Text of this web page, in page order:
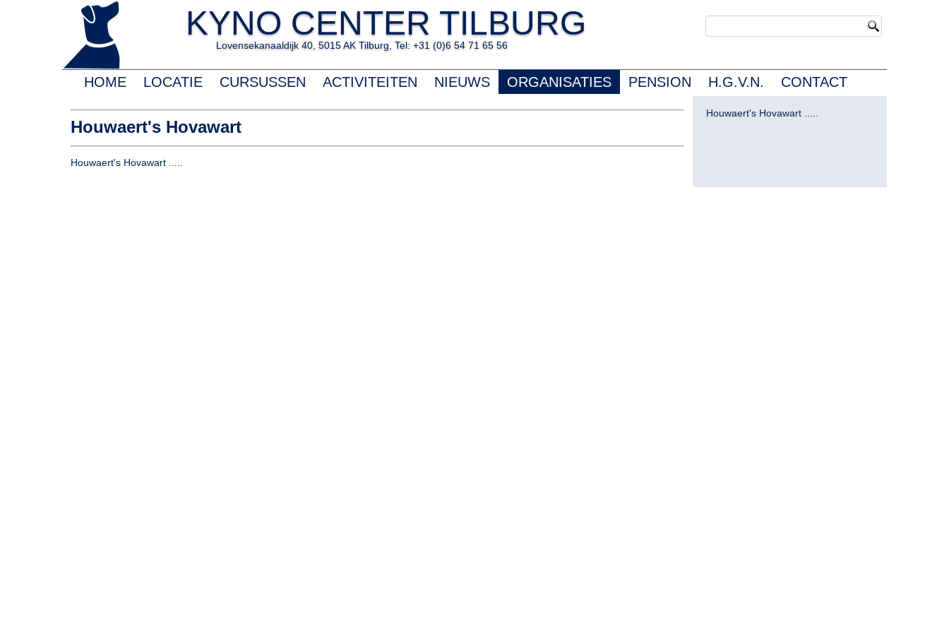
KYNO CENTER TILBURG
Lovensekanaaldijk 40, 5015 AK Tilburg, Tel: +31 (0)6 54 71 65 56
HOME LOCATIE CURSUSSEN ACTIVITEITEN NIEUWS ORGANISATIES PENSION H.G.V.N. CONTACT
Houwaert's Hovawart
Houwaert's Hovawart .....
Houwaert's Hovawart .....